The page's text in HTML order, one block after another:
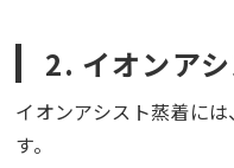
2. イオンア
イオンアシスト蒸着に
す。